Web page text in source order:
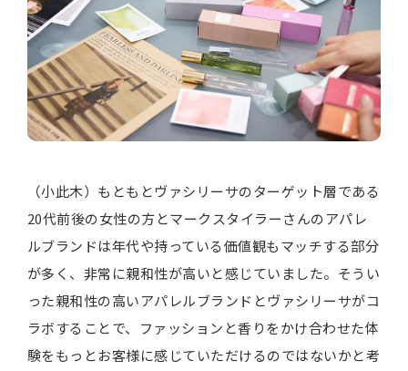
（小此木）もともとヴァシリーサのターゲット層である
20代前後の女性の方とマークスタイラーさんのアパレ
ルブランドは年代や持っている価値観もマッチする部分
が多く、非常に親和性が高いと感じていました。そうい
った親和性の高いアパレルブランドとヴァシリーサがコ
ラボすることで、ファッションと香りをかけ合わせた体
験をもっとお客様に感じていただけるのではないかと考